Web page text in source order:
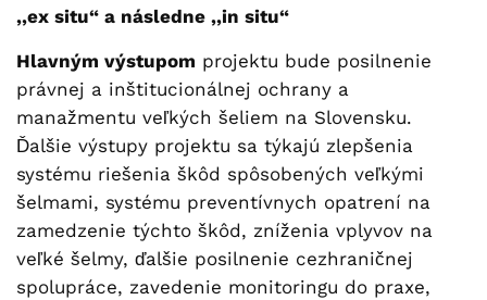
,,ex situ“ a následne ,,in situ“
Hlavným výstupom projektu bude posilnenie
právnej a inštitucionálnej ochrany a
manažmentu veľkých šeliem na Slovensku.
Ďalšie výstupy projektu sa týkajú zlepšenia
systému riešenia škôd spôsobených veľkými
šelmami, systému preventívnych opatrení na
zamedzenie týchto škôd, zníženia vplyvov na
veľké šelmy, ďalšie posilnenie cezhraničnej
spolupráce, zavedenie monitoringu do praxe,